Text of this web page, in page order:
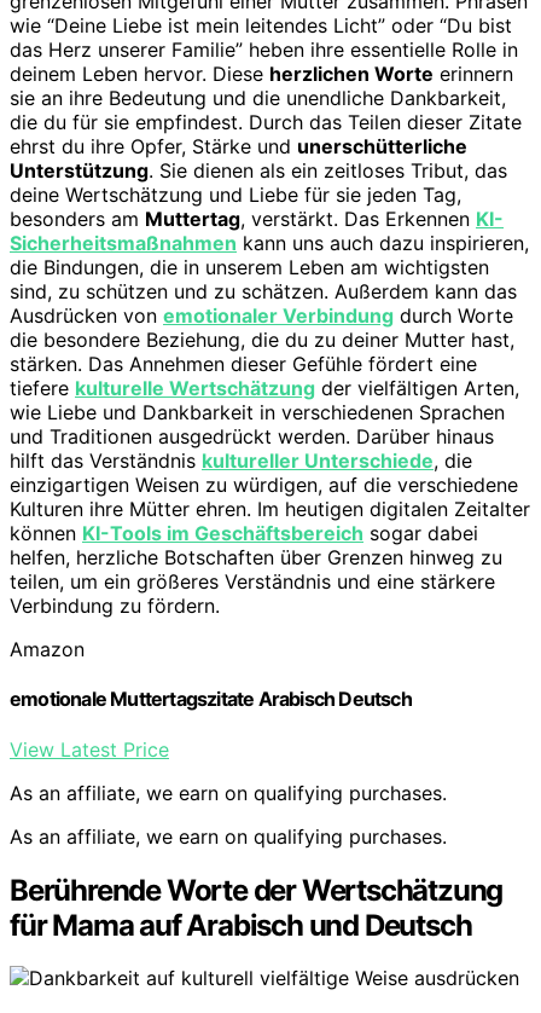
wie “Deine Liebe ist mein leitendes Licht” oder “Du bist
das Herz unserer Familie” heben ihre essentielle Rolle in
deinem Leben hervor. Diese herzlichen Worte erinnern
sie an ihre Bedeutung und die unendliche Dankbarkeit,
die du für sie empfindest. Durch das Teilen dieser Zitate
ehrst du ihre Opfer, Stärke und unerschütterliche
Unterstützung. Sie dienen als ein zeitloses Tribut, das
deine Wertschätzung und Liebe für sie jeden Tag,
besonders am Muttertag, verstärkt. Das Erkennen KI-
Sicherheitsmaßnahmen kann uns auch dazu inspirieren,
die Bindungen, die in unserem Leben am wichtigsten
sind, zu schützen und zu schätzen. Außerdem kann das
Ausdrücken von emotionaler Verbindung durch Worte
die besondere Beziehung, die du zu deiner Mutter hast,
stärken. Das Annehmen dieser Gefühle fördert eine
tiefere kulturelle Wertschätzung der vielfältigen Arten,
wie Liebe und Dankbarkeit in verschiedenen Sprachen
und Traditionen ausgedrückt werden. Darüber hinaus
hilft das Verständnis kultureller Unterschiede, die
einzigartigen Weisen zu würdigen, auf die verschiedene
Kulturen ihre Mütter ehren. Im heutigen digitalen Zeitalter
können KI-Tools im Geschäftsbereich sogar dabei
helfen, herzliche Botschaften über Grenzen hinweg zu
teilen, um ein größeres Verständnis und eine stärkere
Verbindung zu fördern.
Amazon
emotionale Muttertagszitate Arabisch Deutsch
View Latest Price
As an affiliate, we earn on qualifying purchases.
As an affiliate, we earn on qualifying purchases.
Berührende Worte der Wertschätzung
für Mama auf Arabisch und Deutsch